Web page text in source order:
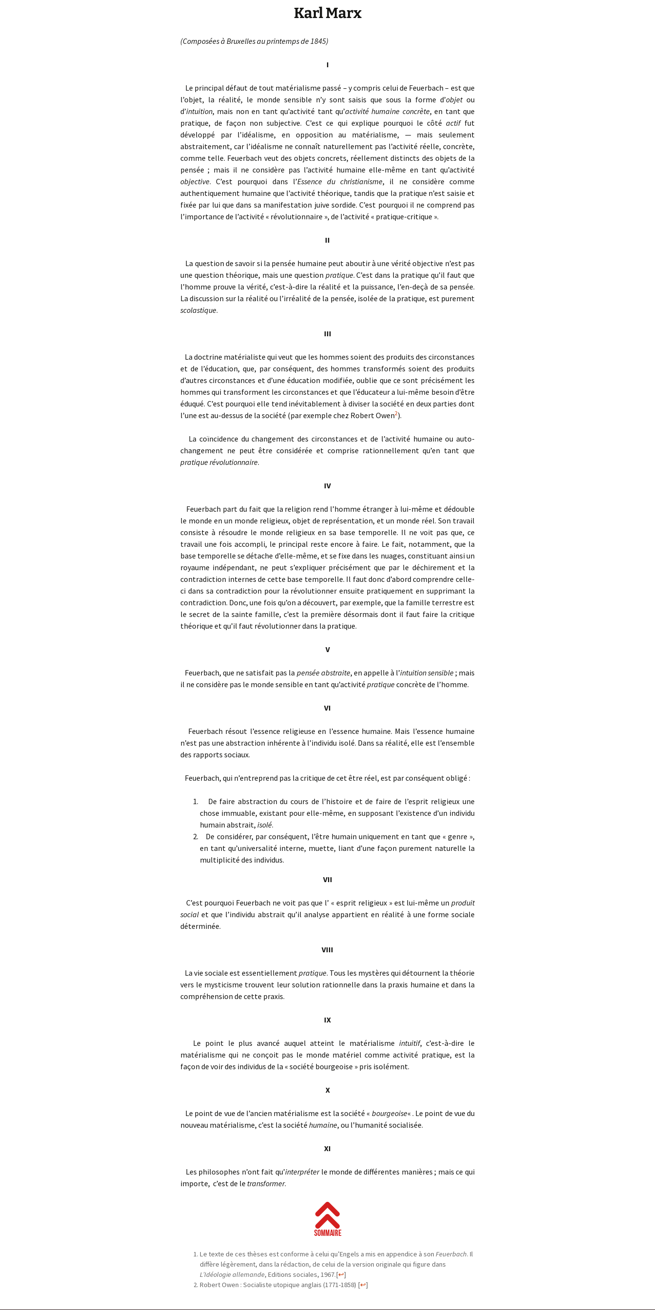
Karl Marx
(Composées à Bruxelles au printemps de 1845)
I
Le principal défaut de tout matérialisme passé – y compris celui de Feuerbach – est que
l’objet, la réalité, le monde sensible n’y sont saisis que sous la forme d’objetou
d’intuition, mais non en tant qu’activité tant qu’activité humaine concrète, en tant que
pratique, de façon non subjective. C’est ce qui explique pourquoi le côté actiffut
développé par l’idéalisme, en opposition au matérialisme, — mais seulement
abstraitement, car l’idéalisme ne connaît naturellement pas l’activité réelle, concrète,
comme telle. Feuerbach veut des objets concrets, réellement distincts des objets de la
pensée ; mais il ne considère pas l’activité humaine elle-même en tant qu’activité
objective. C’est pourquoi dans l’Essence du christianisme, il ne considère comme
authentiquement humaine que l’activité théorique, tandis que la pratique n’est saisie et
fixée par lui que dans sa manifestation juive sordide. C’est pourquoi il ne comprend pas
l’importance de l’activité « révolutionnaire », de l’activité « pratique-critique ».
II
La question de savoir si la pensée humaine peut aboutir à une vérité objective n’est pas
une question théorique, mais une question pratique. C’est dans la pratique qu’il faut que
l’homme prouve la vérité, c’est-à-dire la réalité et la puissance, l’en-deçà de sa pensée.
La discussion sur la réalité ou l’irréalité de la pensée, isolée de la pratique, est purement
scolastique.
III
La doctrine matérialiste qui veut que les hommes soient des produits des circonstances
et de l’éducation, que, par conséquent, des hommes transformés soient des produits
d’autres circonstances et d’une éducation modifiée, oublie que ce sont précisément les
hommes qui transforment les circonstances et que l’éducateur a lui-même besoin d’être
éduqué. C’est pourquoi elle tend inévitablement à diviser la société en deux parties dont
l’une est au-dessus de la société (par exemple chez Robert Owen2).
La coïncidence du changement des circonstances et de l’activité humaine ou auto-
changement ne peut être considérée et comprise rationnellement qu’en tant que
pratique révolutionnaire.
IV
Feuerbach part du fait que la religion rend l’homme étranger à lui-même et dédouble
le monde en un monde religieux, objet de représentation, et un monde réel. Son travail
consiste à résoudre le monde religieux en sa base temporelle. Il ne voit pas que, ce
travail une fois accompli, le principal reste encore à faire. Le fait, notamment, que la
base temporelle se détache d’elle-même, et se fixe dans les nuages, constituant ainsi un
royaume indépendant, ne peut s’expliquer précisément que par le déchirement et la
contradiction internes de cette base temporelle. Il faut donc d’abord comprendre celle-
ci dans sa contradiction pour la révolutionner ensuite pratiquement en supprimant la
contradiction. Donc, une fois qu’on a découvert, par exemple, que la famille terrestre est
le secret de la sainte famille, c’est la première désormais dont il faut faire la critique
théorique et qu’il faut révolutionner dans la pratique.
V
Feuerbach, que ne satisfait pas la pensée abstraite, en appelle à l’intuition sensible; mais
il ne considère pas le monde sensible en tant qu’activité pratiqueconcrète de l’homme.
VI
Feuerbach résout l’essence religieuse en l’essence humaine. Mais l’essence humaine
n’est pas une abstraction inhérente à l’individu isolé. Dans sa réalité, elle est l’ensemble
des rapports sociaux.
Feuerbach, qui n’entreprend pas la critique de cet être réel, est par conséquent obligé :
De faire abstraction du cours de l’histoire et de faire de l’esprit religieux une
chose immuable, existant pour elle-même, en supposant l’existence d’un individu
humain abstrait, isolé.
De considérer, par conséquent, l’être humain uniquement en tant que « genre »,
en tant qu’universalité interne, muette, liant d’une façon purement naturelle la
multiplicité des individus.
VII
C’est pourquoi Feuerbach ne voit pas que l’ « esprit religieux » est lui-même un produit
social et que l’individu abstrait qu’il analyse appartient en réalité à une forme sociale
déterminée.
VIII
La vie sociale est essentiellementpratique. Tous les mystères qui détournent la théorie
vers le mysticisme trouvent leur solution rationnelle dans la praxis humaine et dans la
compréhension de cette praxis.
IX
Le point le plus avancé auquel atteint le matérialisme intuitif, c’est-à-dire le
matérialisme qui ne conçoit pas le monde matériel comme activité pratique, est la
façon de voir des individus de la « société bourgeoise » pris isolément.
X
Le point de vue de l’ancien matérialisme est la société « bourgeoise« . Le point de vue du
nouveau matérialisme, c’est la société humaine, ou l’humanité socialisée.
XI
Les philosophes n’ont fait qu’interpréterle monde de différentes manières ; mais ce qui
importe, c’est de le transformer.
Le texte de ces thèses est conforme à celui qu’Engels a mis en appendice à son Feuerbach. Il
diffère légèrement, dans la rédaction, de celui de la version originale qui figure dans
L’Idéologie allemande, Editions sociales, 1967.[↩]
Robert Owen : Socialiste utopique anglais (1771-1858) [↩]